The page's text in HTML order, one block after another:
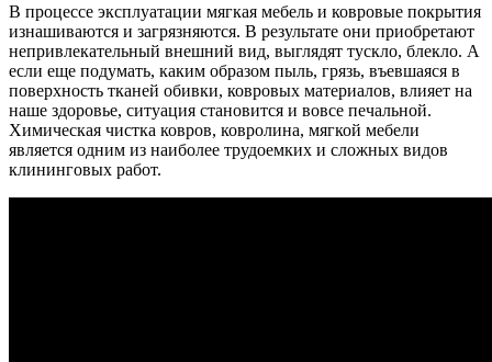
В процессе эксплуатации мягкая мебель и ковровые покрытия
изнашиваются и загрязняются. В результате они приобретают
непривлекательный внешний вид, выглядят тускло, блекло. А
если еще подумать, каким образом пыль, грязь, въевшаяся в
поверхность тканей обивки, ковровых материалов, влияет на
наше здоровье, ситуация становится и вовсе печальной.
Химическая чистка ковров, ковролина, мягкой мебели
является одним из наиболее трудоемких и сложных видов
клининговых работ.